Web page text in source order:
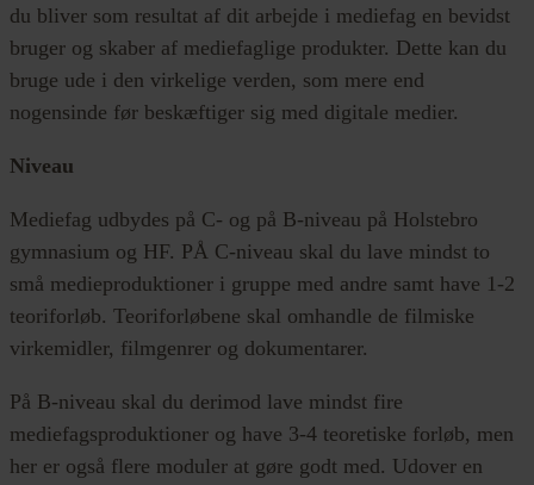
du bliver som resultat af dit arbejde i mediefag en bevidst
bruger og skaber af mediefaglige produkter. Dette kan du
bruge ude i den virkelige verden, som mere end
nogensinde før beskæftiger sig med digitale medier.
Niveau
Mediefag udbydes på C- og på B-niveau på Holstebro
gymnasium og HF. PÅ C-niveau skal du lave mindst to
små medieproduktioner i gruppe med andre samt have 1-2
teoriforløb. Teoriforløbene skal omhandle de filmiske
virkemidler, filmgenrer og dokumentarer.
På B-niveau skal du derimod lave mindst fire
mediefagsproduktioner og have 3-4 teoretiske forløb, men
her er også flere moduler at gøre godt med. Udover en